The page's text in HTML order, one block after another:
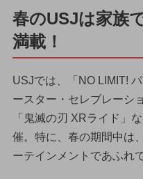
春のUSJは家族
満載！
USJでは、「NO LIMIT!
ースター・セレブレーシ
「鬼滅の刃 XRライド」
催。特に、春の期間中は
ーテインメントであふれ